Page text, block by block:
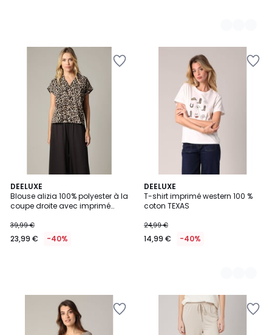
DEELUXE
Blouse alizia 100% polyester à la
coupe droite avec imprimé
39,99 €
23,99 € -40%
DEELUXE
T-shirt imprimé western 100 %
coton TEXAS
24,99 €
14,99 € -40%
3
Couleurs